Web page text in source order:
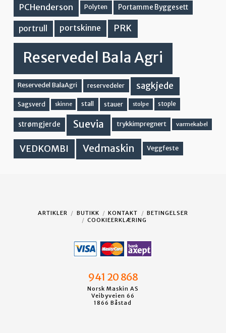
PCHenderson Polyten Portamme Byggesett
portrull portskinne PRK
Reservedel Bala Agri
Reservedel BalaAgri reservedeler sagkjede
Sagsverd skinne stall stauer stolpe stople
strømgjerde Suevia trykkimpregnert varmekabel
VEDKOMBI Vedmaskin Veggfeste
ARTIKLER BUTIKK KONTAKT
BETINGELSER
COOKIEERKLÆRING
941 20 868
Norsk Maskin AS
Veibyveien 66
1866 Båstad